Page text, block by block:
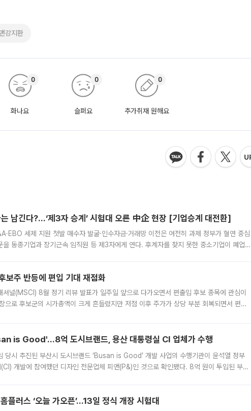
강지환
화나요
0
슬퍼요
0
추가취재 원해요
0
남긴다?…‘제3자 승계’ 시험대 오른 中企 현장 [기업승계 대전환]
세제 지원 첫발 매수자 발굴·인수자금·거래망 이전은 여전히 과제 정부가 혈연 중심
을 동종기업과 장기근속 임직원 등 제3자에게 연다. 후계자를 찾지 못한 중소기업이 폐업
주 반등에 편입 기대 재점화
셔널(MSCI) 8월 정기 리뷰 발표가 일주일 앞으로 다가오면서 편출입 후보 종목에 관심이
으로 후보군의 시가총액이 크게 흔들렸지만 저점 이후 주가가 상당 부분 회복되면서 편입
is Good'…8억 도시브랜드, 용산 대통령실 CI 업체가 수행
당시 추진된 부산시 도시브랜드 ‘Busan is Good’ 개발 사업의 수행기관이 윤석열 정부
개발에 참여했던 디자인 전문업체 피앤(P&)인 것으로 확인됐다. 8억 원이 투입된 부산
러스 ‘오늘 가오픈’...13일 정식 개장 시험대